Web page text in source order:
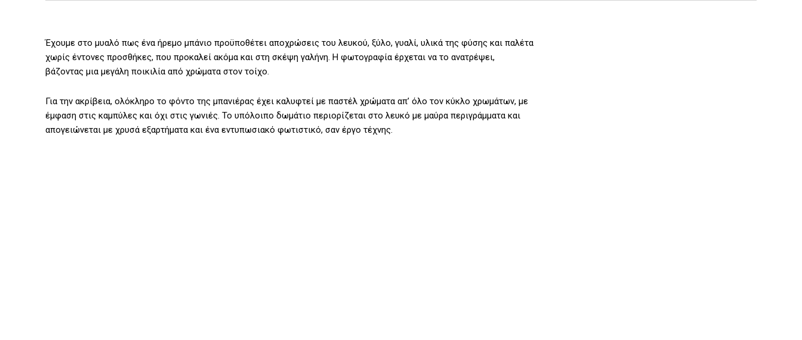
Έχουμε στο μυαλό πως ένα ήρεμο μπάνιο προϋποθέτει αποχρώσεις του λευκού, ξύλο, γυαλί, υλικά της φύσης και παλέτα
χωρίς έντονες προσθήκες, που προκαλεί ακόμα και στη σκέψη γαλήνη. Η φωτογραφία έρχεται να το ανατρέψει,
βάζοντας μια μεγάλη ποικιλία από χρώματα στον τοίχο.
Για την ακρίβεια, ολόκληρο το φόντο της μπανιέρας έχει καλυφτεί με παστέλ χρώματα απ’ όλο τον κύκλο χρωμάτων, με
έμφαση στις καμπύλες και όχι στις γωνιές. Το υπόλοιπο δωμάτιο περιορίζεται στο λευκό με μαύρα περιγράμματα και
απογειώνεται με χρυσά εξαρτήματα και ένα εντυπωσιακό φωτιστικό, σαν έργο τέχνης.